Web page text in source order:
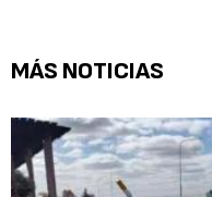
MÁS NOTICIAS